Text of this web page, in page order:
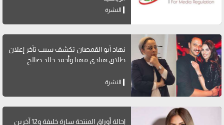
النشرة
نهاد أبو القمصان تكشف سبب تأخر إعلان
طلاق هنادي مهنا وأحمد خالد صالح
النشرة
إحالة أوراق المنتجة سارة خليفة و12 آخرين